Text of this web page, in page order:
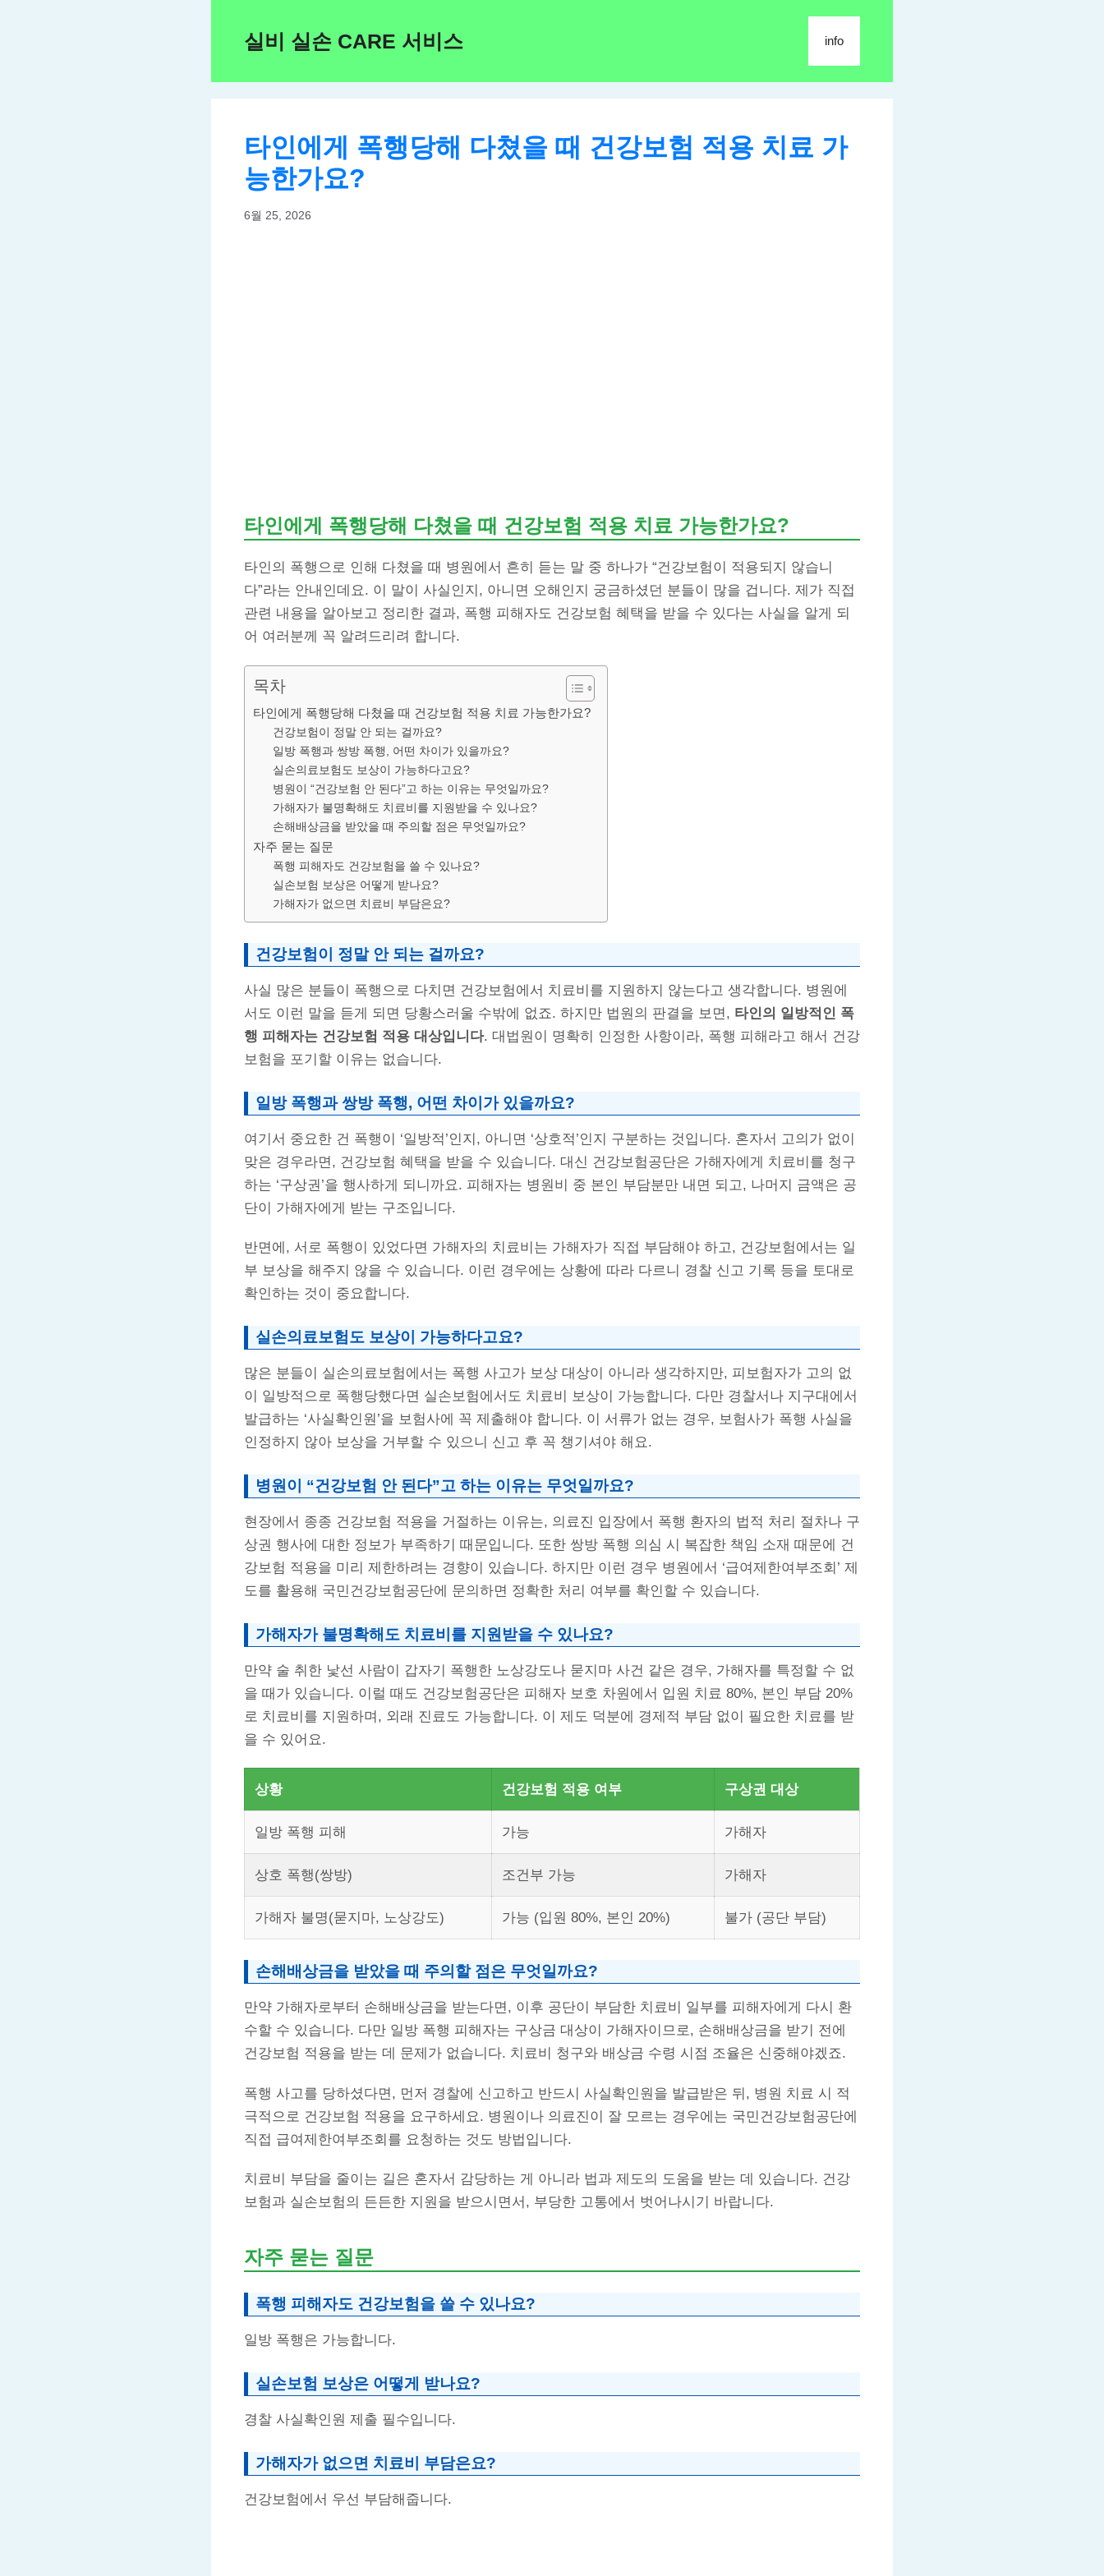
실비 실손 CARE 서비스 info
타인에게 폭행당해 다쳤을 때 건강보험 적용 치료 가
능한가요?
6월 25, 2026
타인에게 폭행당해 다쳤을 때 건강보험 적용 치료 가능한가요?
타인의 폭행으로 인해 다쳤을 때 병원에서 흔히 듣는 말 중 하나가 “건강보험이 적용되지 않습니
다”라는 안내인데요. 이 말이 사실인지, 아니면 오해인지 궁금하셨던 분들이 많을 겁니다. 제가 직접
관련 내용을 알아보고 정리한 결과, 폭행 피해자도 건강보험 혜택을 받을 수 있다는 사실을 알게 되
어 여러분께 꼭 알려드리려 합니다.
목차
타인에게 폭행당해 다쳤을 때 건강보험 적용 치료 가능한가요?
건강보험이 정말 안 되는 걸까요?
일방 폭행과 쌍방 폭행, 어떤 차이가 있을까요?
실손의료보험도 보상이 가능하다고요?
병원이 “건강보험 안 된다”고 하는 이유는 무엇일까요?
가해자가 불명확해도 치료비를 지원받을 수 있나요?
손해배상금을 받았을 때 주의할 점은 무엇일까요?
자주 묻는 질문
폭행 피해자도 건강보험을 쓸 수 있나요?
실손보험 보상은 어떻게 받나요?
가해자가 없으면 치료비 부담은요?
건강보험이 정말 안 되는 걸까요?
사실 많은 분들이 폭행으로 다치면 건강보험에서 치료비를 지원하지 않는다고 생각합니다. 병원에
서도 이런 말을 듣게 되면 당황스러울 수밖에 없죠. 하지만 법원의 판결을 보면, 타인의 일방적인 폭
행 피해자는 건강보험 적용 대상입니다. 대법원이 명확히 인정한 사항이라, 폭행 피해라고 해서 건강
보험을 포기할 이유는 없습니다.
일방 폭행과 쌍방 폭행, 어떤 차이가 있을까요?
여기서 중요한 건 폭행이 ‘일방적’인지, 아니면 ‘상호적’인지 구분하는 것입니다. 혼자서 고의가 없이
맞은 경우라면, 건강보험 혜택을 받을 수 있습니다. 대신 건강보험공단은 가해자에게 치료비를 청구
하는 ‘구상권’을 행사하게 되니까요. 피해자는 병원비 중 본인 부담분만 내면 되고, 나머지 금액은 공
단이 가해자에게 받는 구조입니다.
반면에, 서로 폭행이 있었다면 가해자의 치료비는 가해자가 직접 부담해야 하고, 건강보험에서는 일
부 보상을 해주지 않을 수 있습니다. 이런 경우에는 상황에 따라 다르니 경찰 신고 기록 등을 토대로
확인하는 것이 중요합니다.
실손의료보험도 보상이 가능하다고요?
많은 분들이 실손의료보험에서는 폭행 사고가 보상 대상이 아니라 생각하지만, 피보험자가 고의 없
이 일방적으로 폭행당했다면 실손보험에서도 치료비 보상이 가능합니다. 다만 경찰서나 지구대에서
발급하는 ‘사실확인원’을 보험사에 꼭 제출해야 합니다. 이 서류가 없는 경우, 보험사가 폭행 사실을
인정하지 않아 보상을 거부할 수 있으니 신고 후 꼭 챙기셔야 해요.
병원이 “건강보험 안 된다”고 하는 이유는 무엇일까요?
현장에서 종종 건강보험 적용을 거절하는 이유는, 의료진 입장에서 폭행 환자의 법적 처리 절차나 구
상권 행사에 대한 정보가 부족하기 때문입니다. 또한 쌍방 폭행 의심 시 복잡한 책임 소재 때문에 건
강보험 적용을 미리 제한하려는 경향이 있습니다. 하지만 이런 경우 병원에서 ‘급여제한여부조회’ 제
도를 활용해 국민건강보험공단에 문의하면 정확한 처리 여부를 확인할 수 있습니다.
가해자가 불명확해도 치료비를 지원받을 수 있나요?
만약 술 취한 낯선 사람이 갑자기 폭행한 노상강도나 묻지마 사건 같은 경우, 가해자를 특정할 수 없
을 때가 있습니다. 이럴 때도 건강보험공단은 피해자 보호 차원에서 입원 치료 80%, 본인 부담 20%
로 치료비를 지원하며, 외래 진료도 가능합니다. 이 제도 덕분에 경제적 부담 없이 필요한 치료를 받
을 수 있어요.
상황 건강보험 적용 여부 구상권 대상
일방 폭행 피해 가능 가해자
상호 폭행(쌍방) 조건부 가능 가해자
가해자 불명(묻지마, 노상강도) 가능 (입원 80%, 본인 20%) 불가 (공단 부담)
손해배상금을 받았을 때 주의할 점은 무엇일까요?
만약 가해자로부터 손해배상금을 받는다면, 이후 공단이 부담한 치료비 일부를 피해자에게 다시 환
수할 수 있습니다. 다만 일방 폭행 피해자는 구상금 대상이 가해자이므로, 손해배상금을 받기 전에
건강보험 적용을 받는 데 문제가 없습니다. 치료비 청구와 배상금 수령 시점 조율은 신중해야겠죠.
폭행 사고를 당하셨다면, 먼저 경찰에 신고하고 반드시 사실확인원을 발급받은 뒤, 병원 치료 시 적
극적으로 건강보험 적용을 요구하세요. 병원이나 의료진이 잘 모르는 경우에는 국민건강보험공단에
직접 급여제한여부조회를 요청하는 것도 방법입니다.
치료비 부담을 줄이는 길은 혼자서 감당하는 게 아니라 법과 제도의 도움을 받는 데 있습니다. 건강
보험과 실손보험의 든든한 지원을 받으시면서, 부당한 고통에서 벗어나시기 바랍니다.
자주 묻는 질문
폭행 피해자도 건강보험을 쓸 수 있나요?
일방 폭행은 가능합니다.
실손보험 보상은 어떻게 받나요?
경찰 사실확인원 제출 필수입니다.
가해자가 없으면 치료비 부담은요?
건강보험에서 우선 부담해줍니다.